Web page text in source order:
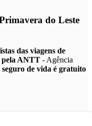
do Leste
das viagens de
pela ANTT - Agência
seguro de vida é gratuito